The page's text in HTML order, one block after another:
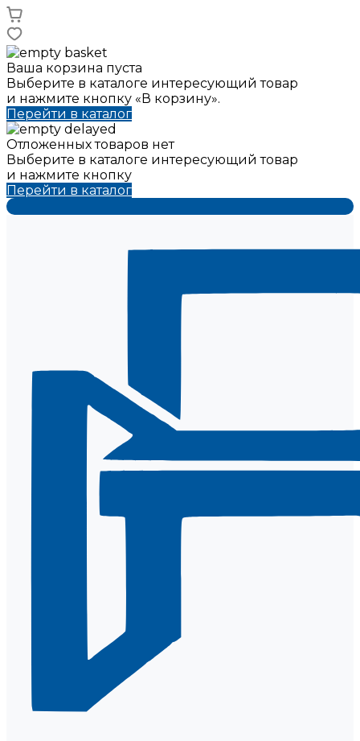
Ваша корзина пуста
Выберите в каталоге интересующий товар
и нажмите кнопку «В корзину».
Перейти в каталог
Отложенных товаров нет
Выберите в каталоге интересующий товар
и нажмите кнопку
Перейти в каталог